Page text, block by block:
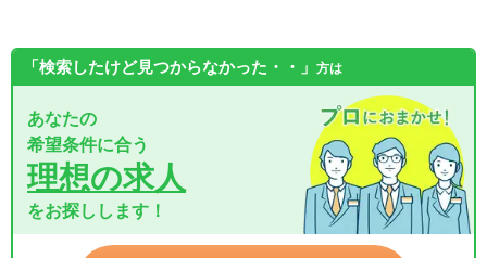
「検索したけど見つからなかった・・」 方は
あなたの
希望条件に合う
理想の求人
をお探しします！